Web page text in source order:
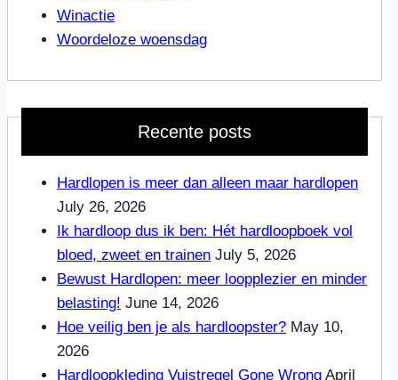
Winactie
Woordeloze woensdag
Recente posts
Hardlopen is meer dan alleen maar hardlopen
July 26, 2026
Ik hardloop dus ik ben: Hét hardloopboek vol
bloed, zweet en trainen July 5, 2026
Bewust Hardlopen: meer loopplezier en minder
belasting! June 14, 2026
Hoe veilig ben je als hardloopster? May 10,
2026
Hardloopkleding Vuistregel Gone Wrong April